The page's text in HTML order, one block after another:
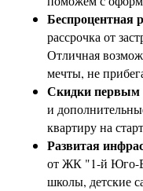
Беспроцентная
рассрочка от
Отличная
мечты, не
Скидки первым
и
квартиру на
Развитая
от ЖК "1-й Юго-
школы, детские